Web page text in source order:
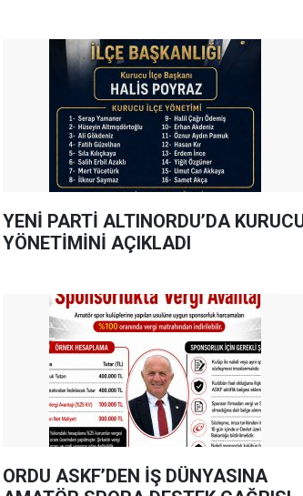
YENİ PARTİ ALTINORDU’DA
YÖNETİMİNİ AÇIKLADI
ORDU ASKF’DEN İŞ DÜNYASINA